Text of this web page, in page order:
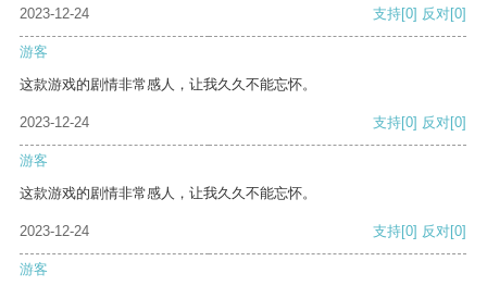
2023-12-24 支持[0] 反对[0]
游客
这款游戏的剧情非常感人，让我久久不能忘怀。
2023-12-24 支持[0] 反对[0]
游客
这款游戏的剧情非常感人，让我久久不能忘怀。
2023-12-24 支持[0] 反对[0]
游客